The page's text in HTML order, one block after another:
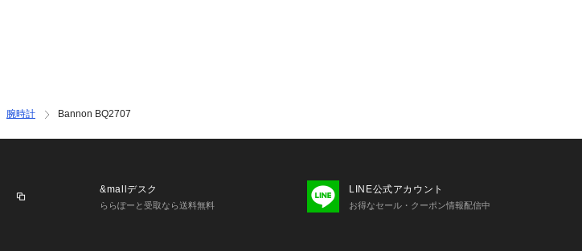
チ、バッグ、レザーグッズを生み出しています。ポータ
ビリティを備えた流線型デザインが特徴のバッグ、フレ
リスクヘッジ
腕時計 Bannon BQ2707
&mallデスク
ららぽーと受取なら送料無料
LINE公式アカウント
お得なセール・クーポン情報配信中